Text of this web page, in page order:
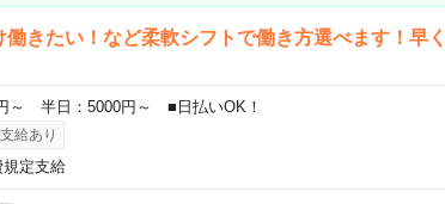
働きたい！など柔軟シフトで働き方選べます！早
～ 半日：5000円～ ■日払いOK！
給あり
定支給